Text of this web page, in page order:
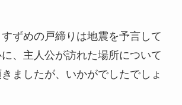
ずめの戸締りは地震を予言して
、主人公が訪れた場所について
ましたが、いかがでしたでしょ